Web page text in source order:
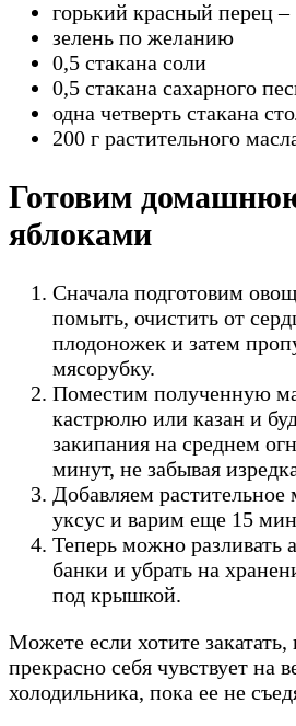
горький красный перец –
зелень по желанию
0,5 стакана соли
0,5 стакана сахарного
одна четверть стакана
200 г растительного
Готовим
яблоками
Сначала подготовим
помыть, очистить от
плодоножек и затем
мясорубку.
Поместим полученную
кастрюлю или казан и
закипания на среднем
минут, не забывая
Добавляем растительное
уксус и варим еще 15
Теперь можно разливать
банки и убрать на
под крышкой.
Можете если хотите
прекрасно себя чувствует на
холодильника, пока ее не